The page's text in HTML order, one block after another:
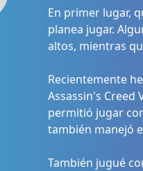
En primer lugar,
planea jugar.
altos, mientras
Recientemente
Assassin's Creed
permitió jugar
también manejó
También jugué